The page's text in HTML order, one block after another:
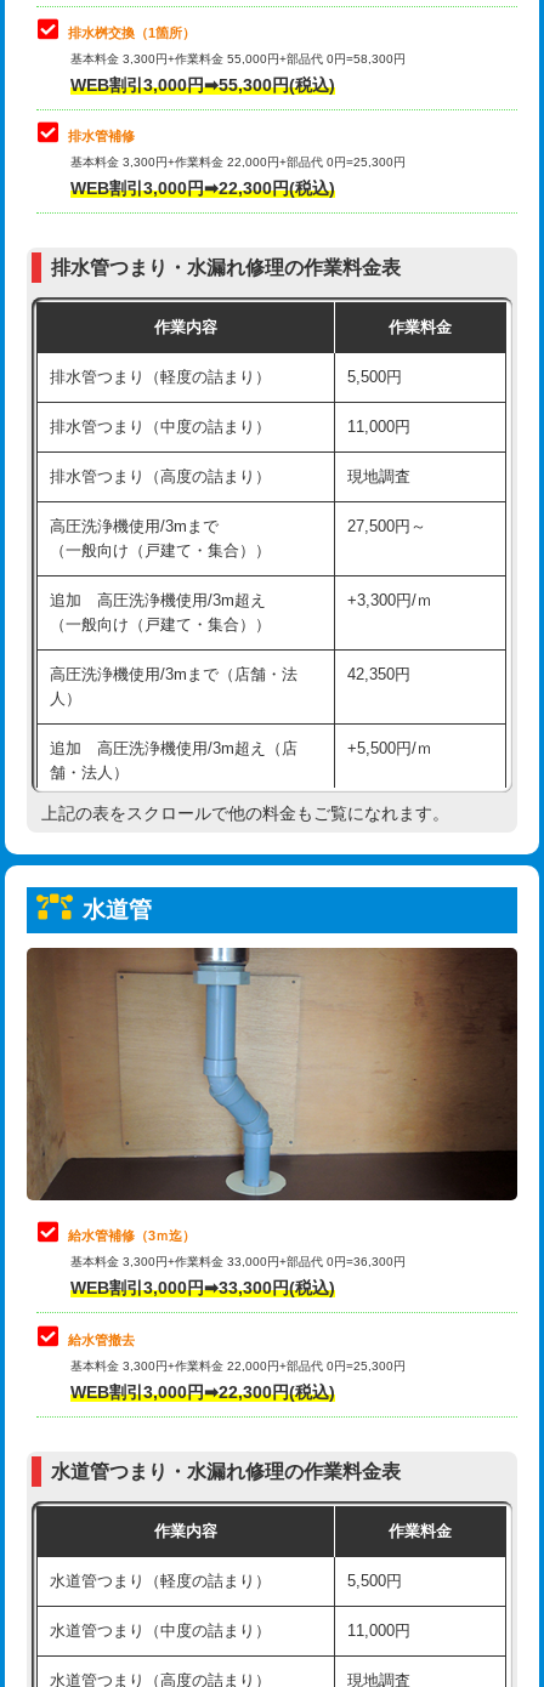
コンクリート斫り（厚さ10㎝まで）
コンクリート斫り（厚さ10㎝超え）
モルタル補修（厚さ10㎝まで）
モルタル補修（厚さ10㎝超え）
追加人工 16,500円
現場見積
※給水管工事は20mmまでの価格です。
交換・取付(単水栓（壁付・デッキ
式）)
交換・取付(混合水栓（壁付・デッキ
式・ワンホール）)
16,500円+材料費
交換・取付(排水栓・排水トラップ
交換・取付（その他部品） 11,000円+材料費
持込商品取付（単水栓） 13,200円
持込商品取付（混合水栓） 16,500円
持込商品取付（浄水器・分岐水栓） 16,500円
給水管工事※（ホール加工) 16,500円
給水管工事※（バンド止め) 3,300円
給水管工事※（支持金具設置)
給水管工事※（保温材使用（バンド止
め込み）)
5,500円
給水管工事※（土の掘削・埋め戻し作
業)
11,000円
給水管工事※（塩ビ管（VP・HI）使
用/3ｍまで)
33,000円
給水管工事※（塩ビ管（VP・HI）使
+8,800円
給水管工事※（ライニング鋼管・銅
管・ポリ管・HT管使用/3ｍまで)
給水管工事※（ライニング鋼管・銅
管・ポリ管・HT管使用/3ｍ超え)
排水管工事（土の掘削・埋め戻し作
11,000円~
排水管工事（排水管工事/3ｍまで） 55,000円
排水管工事（追加 排水管工事/3ｍ超
マス交換（土の掘削・埋め戻し作業）
マス交換（深さ50㎝未満）
マス交換（深さ50㎝以上）
コンクリート斫り（厚さ10㎝まで）
モルタル補修（厚さ10㎝超え） 38,500円
洗面台設置 38,500円
化粧台設置 22,000円
排水桝交換（1箇所）
基本料金 3,300円+作業料金 55,000円+部品代 0円=58,300円
WEB割引3,000円➡55,300円(税込)
排水管補修
基本料金 3,300円+作業料金 22,000円+部品代 0円=25,300円
WEB割引3,000円➡22,300円(税込)
排水管つまり・水漏れ修理の作業料金表
作業内容 作業料金
排水管つまり（軽度の詰まり） 5,500円
排水管つまり（中度の詰まり） 11,000円
排水管つまり（高度の詰まり） 現地調査
高圧洗浄機使用/3mまで
（一般向け（戸建て・集合））
27,500円～
追加 高圧洗浄機使用/3m超え
（一般向け（戸建て・集合））
+3,300円/ｍ
高圧洗浄機使用/3mまで（店舗・法
人）
42,350円
追加 高圧洗浄機使用/3m超え（店
舗・法人）
+5,500円/ｍ
高度高圧洗浄換 現地調査
トーラー機使用/3mまで
追加トーラー機使用/3m超え
33,000円
8,800円
止水・漏水調査・防水処理・清掃・修
理・調整・分解・加工など（軽作業）
11,000円
止水・漏水調査・防水処理・清掃・修
理・調整・分解・加工など（中作業）
止水・漏水調査・防水処理・清掃・修
理・調整・分解・加工など（重作業）
33,000円
その他部品の脱着
交換・取付（タンク）
式）)
式・ワンホール）)
交換・取付(排水栓・排水トラップ
22,000円+材料費
上記の表をスクロールで他の料金もご覧になれます。
水道管
給水管補修（3ｍ迄）
基本料金 3,300円+作業料金 33,000円+部品代 0円=36,300円
WEB割引3,000円➡33,300円(税込)
給水管撤去
基本料金 3,300円+作業料金 22,000円+部品代 0円=25,300円
WEB割引3,000円➡22,300円(税込)
水道管つまり・水漏れ修理の作業料金表
作業内容 作業料金
水道管つまり（軽度の詰まり） 5,500円
水道管つまり（中度の詰まり） 11,000円
水道管つまり（高度の詰まり） 現地調査